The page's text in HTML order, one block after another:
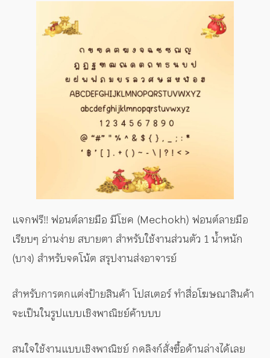
แจกฟรี!! ฟอนต์ลายมือ มีโชค (Mechokh) ฟอนต์ลายมือ
เรียบๆ อ่านง่าย สบายตา สำหรับใช้งานส่วนตัว 1 น้ำหนัก
(บาง) สำหรับจดโน้ต สรุปงานส่งอาจารย์
สำหรับการตกแต่งป้ายสินค้า โปสเตอร์ ทำสื่อโฆษณาสินค้า
จะเป็นในรูปแบบเชิงพาณิชย์ค้าบบบ
สนใจใช้งานแบบเชิงพาณิชย์ กดลิงก์สั่งซื้อด้านล่างได้เลย